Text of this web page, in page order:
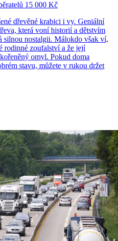
15 000 Kč
dřevěné krabici i vy. Geniální
která voní historií a dětstvím
silnou nostalgii. Málokdo však ví,
rodinné zoufalství a že její
omyl. Pokud doma
stavu, můžete v rukou držet